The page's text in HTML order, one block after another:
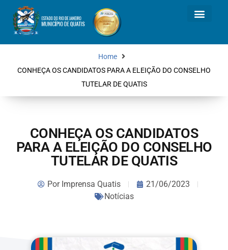
Home
CONHEÇA OS CANDIDATOS PARA A ELEIÇÃO DO CONSELHO
TUTELAR DE QUATIS
CONHEÇA OS CANDIDATOS
PARA A ELEIÇÃO DO CONSELHO
TUTELAR DE QUATIS
PorImprensa Quatis
21/06/2023
Notícias